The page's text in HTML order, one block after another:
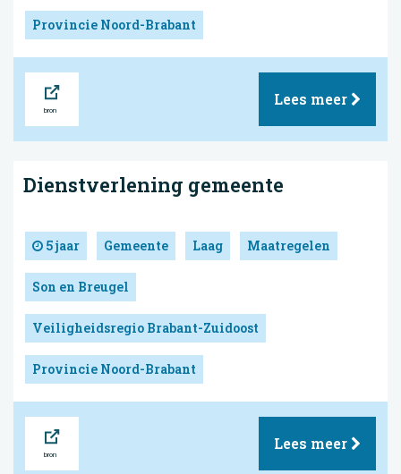
Provincie Noord-Brabant
Lees meer
Dienstverlening gemeente
5 jaar Gemeente Laag Maatregelen
Son en Breugel
Veiligheidsregio Brabant-Zuidoost
Provincie Noord-Brabant
Lees meer